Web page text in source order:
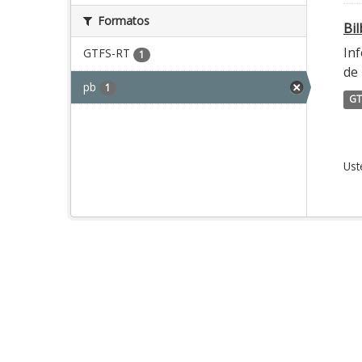
Formatos
GTFS-RT 1
pb 1
de